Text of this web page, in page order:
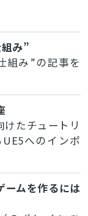
み”
組み”の記事を
たチュートリ
へのインポ
ームを作るには